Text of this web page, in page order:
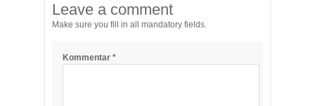
Leave a comment
Make sure you fill in all mandatory fields.
Kommentar *